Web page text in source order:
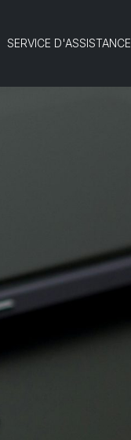
SERVICE D'ASSISTANCE